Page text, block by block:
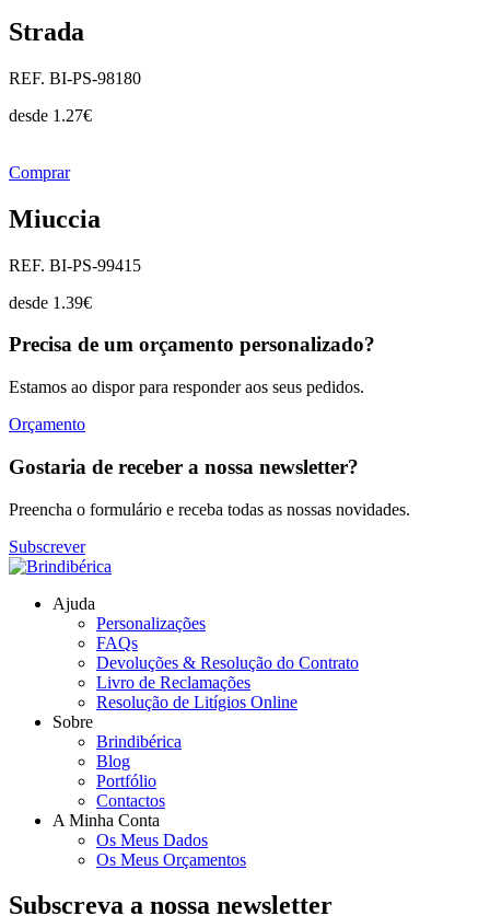
Strada
REF. BI-PS-98180
desde 1.27€
Comprar
Miuccia
REF. BI-PS-99415
desde 1.39€
Precisa de um orçamento personalizado?
Estamos ao dispor para responder aos seus pedidos.
Orçamento
Gostaria de receber a nossa newsletter?
Preencha o formulário e receba todas as nossas novidades.
Subscrever
Ajuda
Personalizações
FAQs
Devoluções & Resolução do Contrato
Livro de Reclamações
Resolução de Litígios Online
Sobre
Brindibérica
Blog
Portfólio
Contactos
A Minha Conta
Os Meus Dados
Os Meus Orçamentos
Subscreva a nossa newsletter